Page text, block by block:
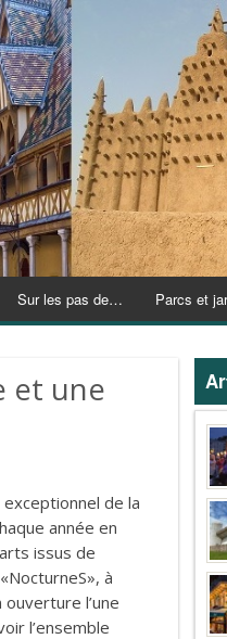
Sur les pas de… Parcs et
et une
de la
année en
issus de
à
l’une
l’ensemble